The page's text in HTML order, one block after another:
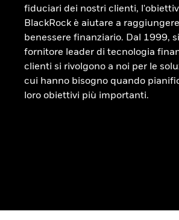
fiduciari dei nostri clienti,
BlackRock è aiutare a raggiungere
benessere finanziario. Dal 1999,
fornitore leader di tecnologia
clienti si rivolgono a noi per le
cui hanno bisogno quando
loro obiettivi più importanti.